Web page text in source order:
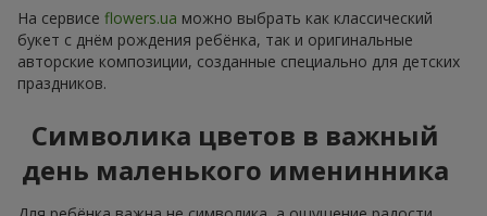
На сервисе flowers.ua можно выбрать как классический
букет с днём рождения ребёнка, так и оригинальные
авторские композиции, созданные специально для детских
праздников.
Символика цветов в важный
день маленького именинника